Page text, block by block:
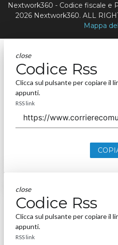
Nextwork360 - Codice fiscale e
2026 Nextwork360. ALL
Mappa
close
Codice Rss
Clicca sul pulsante per copiare il
appunti.
RSS link
close
Codice Rss
Clicca sul pulsante per copiare il
appunti.
RSS link